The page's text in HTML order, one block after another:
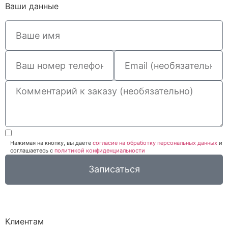
Ваши данные
Нажимая на кнопку, вы даете согласие на обработку персональных данных и
соглашаетесь c политикой конфиденциальности
Записаться
Клиентам